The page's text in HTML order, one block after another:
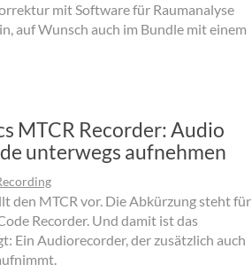
mit Software für Raumanalyse
auf Wunsch auch im Bundle mit einem
MTCR Recorder: Audio
unterwegs aufnehmen
den MTCR vor. Die Abkürzung steht für
Recorder. Und damit ist das
Ein Audiorecorder, der zusätzlich auch